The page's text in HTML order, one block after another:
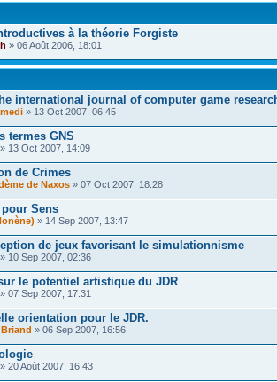
à la théorie Forgiste
» 06 Août 2006, 18:01
international journal of computer game
» 13 Oct 2007, 06:45
termes GNS
» 13 Oct 2007, 14:09
de Crimes
de Naxos » 07 Oct 2007, 18:28
Sens
» 14 Sep 2007, 13:47
de jeux favorisant le simulationnisme
» 10 Sep 2007, 02:36
le potentiel artistique du JDR
» 07 Sep 2007, 17:31
orientation pour le JDR.
» 06 Sep 2007, 16:56
» 20 Août 2007, 16:43